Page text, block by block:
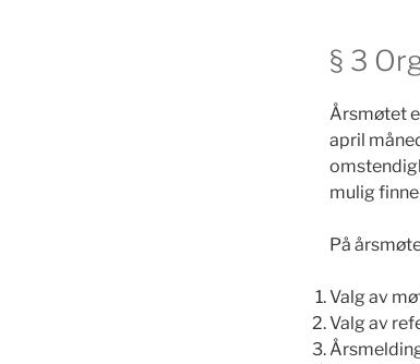
§ 3
Årsmøtet
april
mulig
På
Valg av
Valg av